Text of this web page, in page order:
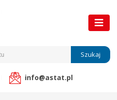
Szukaj
info@astat.pl